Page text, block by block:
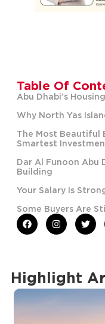
Table Of
Abu Dhabi’s
Why North Yas
The Most Beautiful
Smartest
Dar Al Funoon Abu
Building
Your Salary Is
Some Buyers Are
Highlight